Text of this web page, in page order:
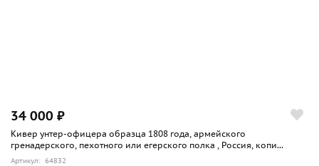
34 000 ₽
Кивер унтер-офицера образца 1808 года, армейского
гренадерского, пехотного или егерского полка , Россия, копи...
Артикул: 64832